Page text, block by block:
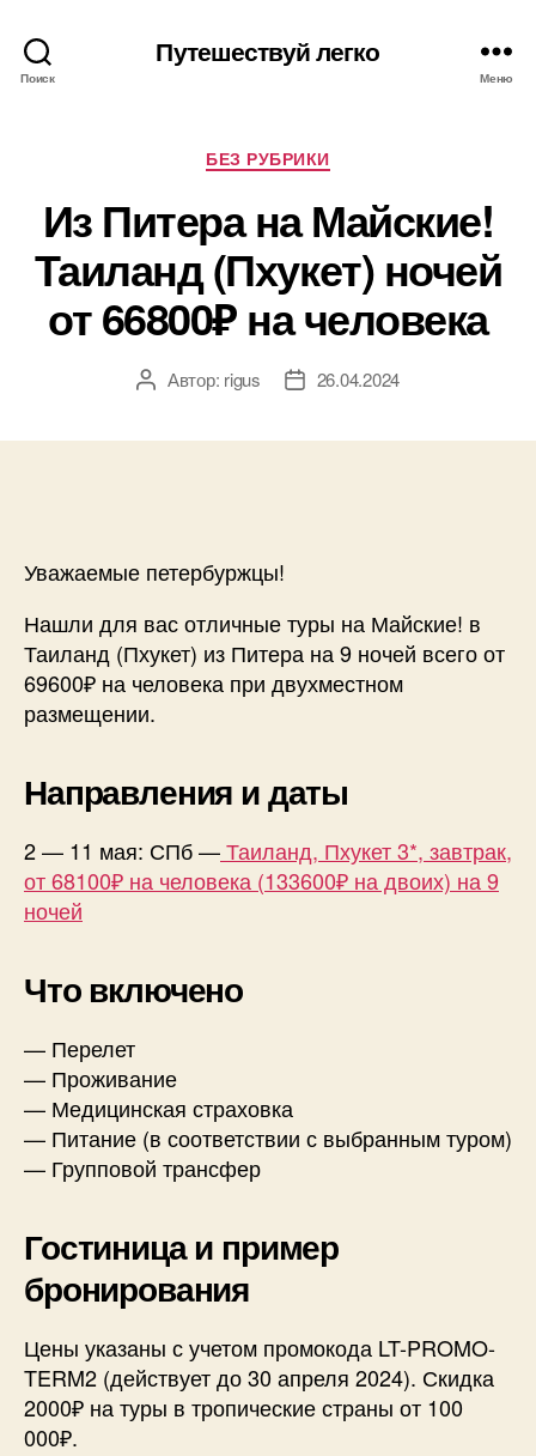
Поиск
Путешествуй легко
Меню
Рубрики
БЕЗ РУБРИКИ
Из Питера на Майские!
Таиланд (Пхукет) ночей
от 66800₽ на человека
АвторАвтор: rigus
Дата26.04.2024
Уважаемые петербуржцы!
Нашли для вас отличные туры на Майские! в
Таиланд (Пхукет) из Питера на 9 ночей всего от
69600₽ на человека при двухместном
размещении.
Направления и даты
2 — 11 мая: СПб —Таиланд, Пхукет 3*, завтрак,
от 68100₽ на человека (133600₽ на двоих) на 9
ночей
Что включено
— Перелет
— Проживание
— Медицинская страховка
— Питание (в соответствии с выбранным туром)
— Групповой трансфер
Гостиница и пример
бронирования
Цены указаны с учетом промокода LT-PROMO-
TERM2 (действует до 30 апреля 2024). Скидка
2000₽ на туры в тропические страны от 100
000₽.